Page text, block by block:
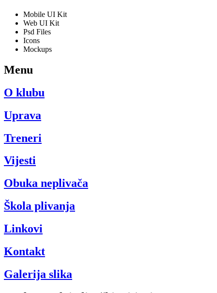
Mobile UI Kit
Web UI Kit
Psd Files
Icons
Mockups
Menu
O klubu
Uprava
Treneri
Vijesti
Obuka neplivača
Škola plivanja
Linkovi
Kontakt
Galerija slika